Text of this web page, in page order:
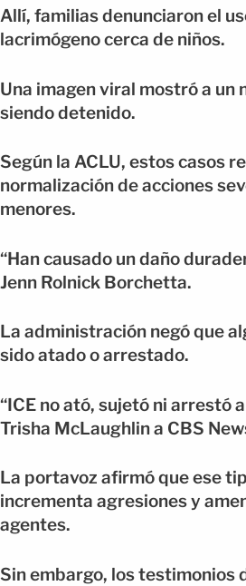
Allí, familias denunciaron el
lacrimógeno cerca de niños.
Una imagen viral mostró a un
siendo detenido.
Según la ACLU, estos casos
normalización de acciones
menores.
“Han causado un daño
Jenn Rolnick Borchetta.
La administración negó que
sido atado o arrestado.
“ICE no ató, sujetó ni arrestó
Trisha McLaughlin a CBS
La portavoz afirmó que ese
incrementa agresiones y
agentes.
Sin embargo, los testimonios